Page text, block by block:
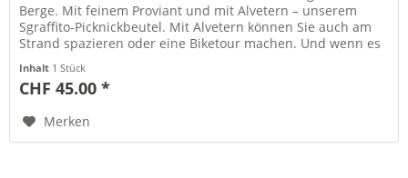
Berge. Mit feinem Proviant und mit Alvetern – unserem
Sgraffito-Picknickbeutel. Mit Alvetern können Sie auch am
Strand spazieren oder eine Biketour machen. Und wenn es
Inhalt 1 Stück
CHF 45.00 *
Merken